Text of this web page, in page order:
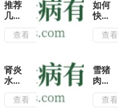
推荐
几种
川芎
的养
治疗
跌打
损伤
有很
查看
如何
快速
止
血?
常见
的止
血方
法,
查看
肾炎
水肿
怎么
办?查看
雪猪
肉怎
么做
查看